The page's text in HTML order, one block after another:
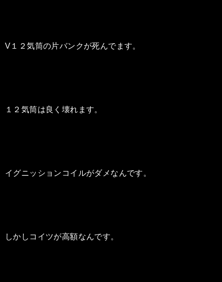
V１２気筒の片バンクが死んでます。
１２気筒は良く壊れます。
イグニッションコイルがダメなんです。
しかしコイツが高額なんです。